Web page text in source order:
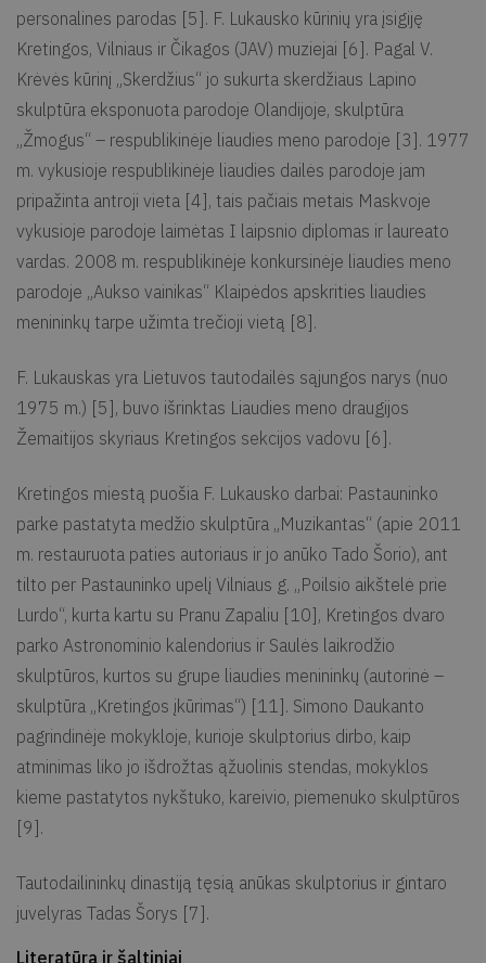
personalines parodas [5]. F. Lukausko kūrinių yra įsigiję
Kretingos, Vilniaus ir Čikagos (JAV) muziejai [6]. Pagal V.
Krėvės kūrinį „Skerdžius“ jo sukurta skerdžiaus Lapino
skulptūra eksponuota parodoje Olandijoje, skulptūra
„Žmogus“ – respublikinėje liaudies meno parodoje [3]. 1977
m. vykusioje respublikinėje liaudies dailės parodoje jam
pripažinta antroji vieta [4], tais pačiais metais Maskvoje
vykusioje parodoje laimėtas I laipsnio diplomas ir laureato
vardas. 2008 m. respublikinėje konkursinėje liaudies meno
parodoje „Aukso vainikas“ Klaipėdos apskrities liaudies
menininkų tarpe užimta trečioji vietą [8].
F. Lukauskas yra Lietuvos tautodailės sąjungos narys (nuo
1975 m.) [5], buvo išrinktas Liaudies meno draugijos
Žemaitijos skyriaus Kretingos sekcijos vadovu [6].
Kretingos miestą puošia F. Lukausko darbai: Pastauninko
parke pastatyta medžio skulptūra „Muzikantas“ (apie 2011
m. restauruota paties autoriaus ir jo anūko Tado Šorio), ant
tilto per Pastauninko upelį Vilniaus g. „Poilsio aikštelė prie
Lurdo“, kurta kartu su Pranu Zapaliu [10], Kretingos dvaro
parko Astronominio kalendorius ir Saulės laikrodžio
skulptūros, kurtos su grupe liaudies menininkų (autorinė –
skulptūra „Kretingos įkūrimas“) [11]. Simono Daukanto
pagrindinėje mokykloje, kurioje skulptorius dirbo, kaip
atminimas liko jo išdrožtas ąžuolinis stendas, mokyklos
kieme pastatytos nykštuko, kareivio, piemenuko skulptūros
[9].
Tautodailininkų dinastiją tęsią anūkas skulptorius ir gintaro
juvelyras Tadas Šorys [7].
Literatūra ir šaltiniai